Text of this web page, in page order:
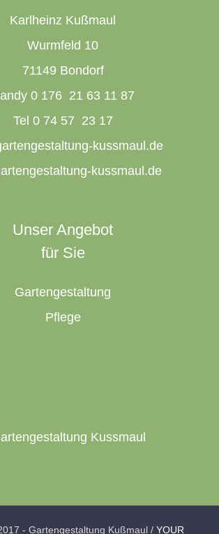
Karlheinz Kußmaul
Wurmfeld 10
71149 Bondorf
0 176 21 63 11 87
Tel 0 74 57 23 17
kussmaul.de
kussmaul.de
Unser Angebot
für Sie
Gartengestaltung
Pflege
- Gartengestaltung Kußmaul / YOUR